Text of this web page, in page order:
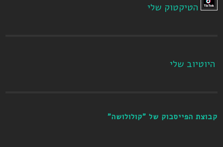
הטיקטוק שלי
היוטיוב שלי
קבוצת הפייסבוק של "קולולושה"